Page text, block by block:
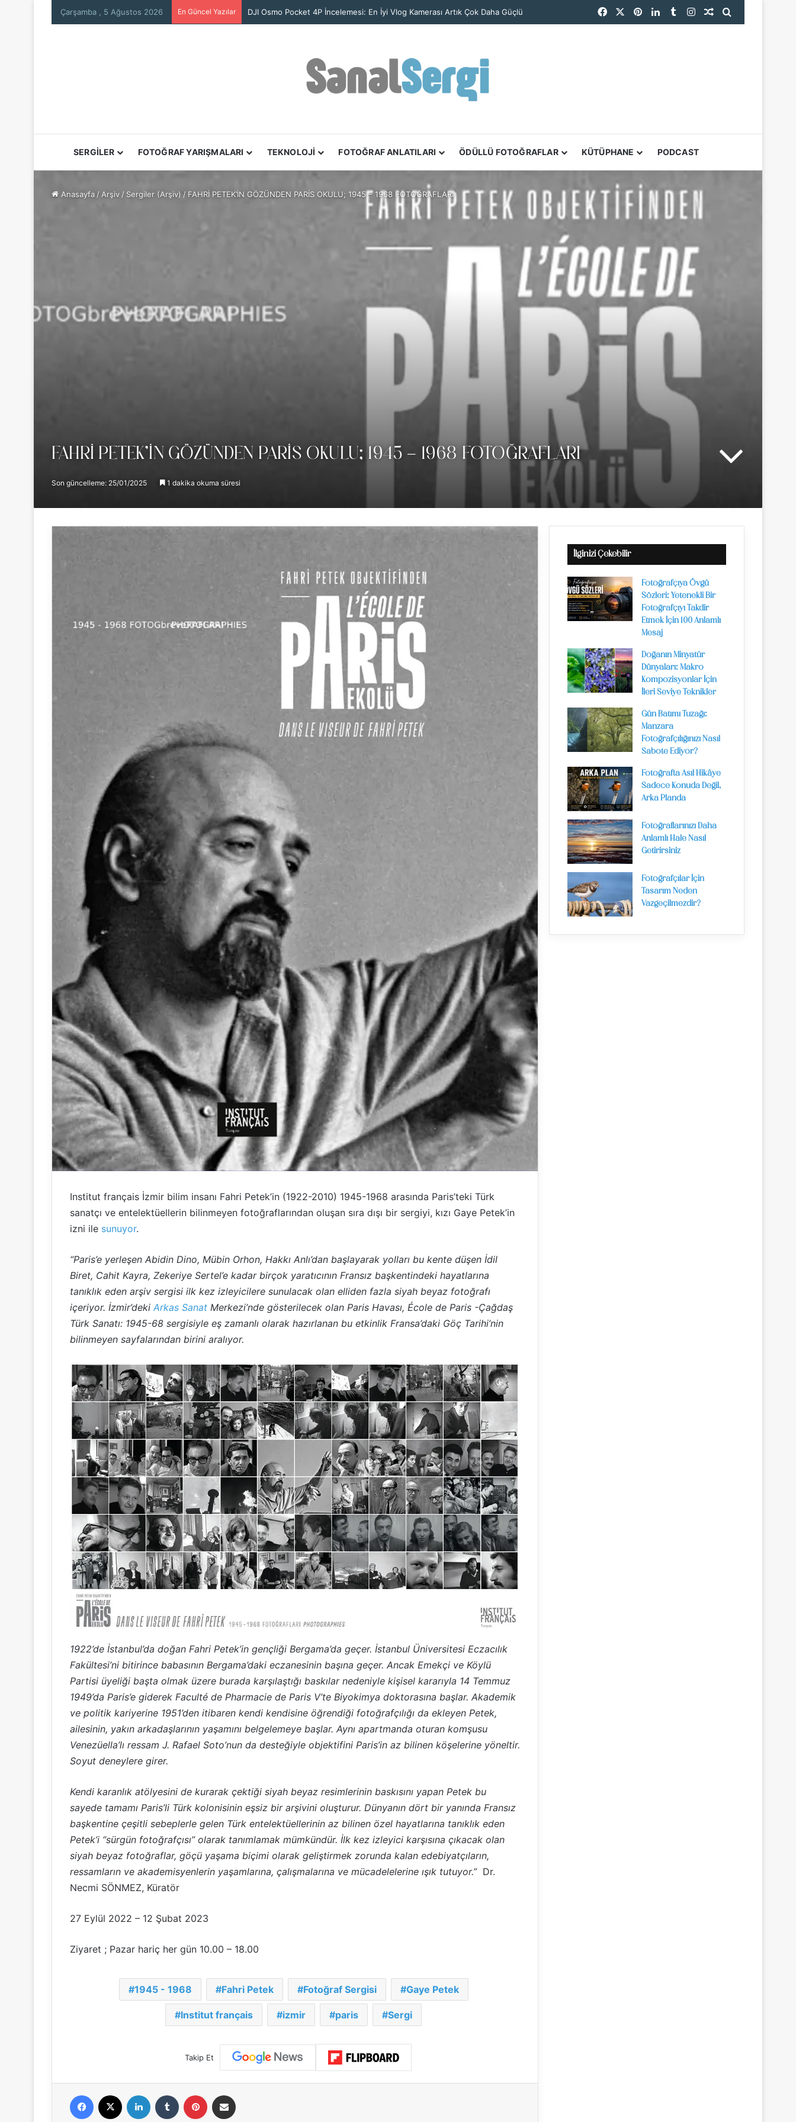
Çarşamba , 5 Ağustos 2026 En Güncel Yazılar Sara Bennett, Müebbet Hükümlüsü Kadınları 10 Yıl Boyunca Belgeledi FacebookPinterestLinkedInTumblrInstagramRastgele Makale
SERGİLER FOTOĞRAF YARIŞMALARI TEKNOLOJİ FOTOĞRAF ANLATILARI ÖDÜLLÜ FOTOĞRAFLAR KÜTÜPHANE PODCAST
Anasayfa / Arşiv / Sergiler (Arşiv) / FAHRİ PETEK’İN GÖZÜNDEN PARİS OKULU; 1945 – 1968 FOTOĞRAFLARI
FAHRİ PETEK’İN GÖZÜNDEN PARİS OKULU; 1945 – 1968 FOTOĞRAFLARI
Son güncelleme: 25/01/2025 1 dakika okuma süresi
Institut français İzmir bilim insanı Fahri Petek’in (1922-2010) 1945-1968 arasında Paris’teki Türk
sanatçı ve entelektüellerin bilinmeyen fotoğraflarından oluşan sıra dışı bir sergiyi, kızı Gaye Petek’in
izni ile sunuyor.
“Paris’e yerleşen Abidin Dino, Mübin Orhon, Hakkı Anlı’dan başlayarak yolları bu kente düşen İdil
Biret, Cahit Kayra, Zekeriye Sertel’e kadar birçok yaratıcının Fransız başkentindeki hayatlarına
tanıklık eden arşiv sergisi ilk kez izleyicilere sunulacak olan elliden fazla siyah beyaz fotoğrafı
içeriyor. İzmir’deki Arkas Sanat Merkezi’nde gösterilecek olan Paris Havası, École de Paris -Çağdaş
Türk Sanatı: 1945-68 sergisiyle eş zamanlı olarak hazırlanan bu etkinlik Fransa’daki Göç Tarihi’nin
bilinmeyen sayfalarından birini aralıyor.
1922’de İstanbul’da doğan Fahri Petek’in gençliği Bergama’da geçer. İstanbul Üniversitesi Eczacılık
Fakültesi’ni bitirince babasının Bergama’daki eczanesinin başına geçer. Ancak Emekçi ve Köylü
Partisi üyeliği başta olmak üzere burada karşılaştığı baskılar nedeniyle kişisel kararıyla 14 Temmuz
1949’da Paris’e giderek Faculté de Pharmacie de Paris V’te Biyokimya doktorasına başlar. Akademik
ve politik kariyerine 1951’den itibaren kendi kendisine öğrendiği fotoğrafçılığı da ekleyen Petek,
ailesinin, yakın arkadaşlarının yaşamını belgelemeye başlar. Aynı apartmanda oturan komşusu
Venezüella’lı ressam J. Rafael Soto’nun da desteğiyle objektifini Paris’in az bilinen köşelerine yöneltir.
Soyut deneylere girer.
Kendi karanlık atölyesini de kurarak çektiği siyah beyaz resimlerinin baskısını yapan Petek bu
sayede tamamı Paris’li Türk kolonisinin eşsiz bir arşivini oluşturur. Dünyanın dört bir yanında Fransız
başkentine çeşitli sebeplerle gelen Türk entelektüellerinin az bilinen özel hayatlarına tanıklık eden
Petek’i “sürgün fotoğrafçısı” olarak tanımlamak mümkündür. İlk kez izleyici karşısına çıkacak olan
siyah beyaz fotoğraflar, göçü yaşama biçimi olarak geliştirmek zorunda kalan edebiyatçıların,
ressamların ve akademisyenlerin yaşamlarına, çalışmalarına ve mücadelelerine ışık tutuyor.” Dr.
Necmi SÖNMEZ, Küratör
27 Eylül 2022 – 12 Şubat 2023
Ziyaret ; Pazar hariç her gün 10.00 – 18.00
1945 - 1968 Fahri Petek Fotoğraf Sergisi Gaye Petek
Institut français izmir paris Sergi
Takip Et
Facebook LinkedIn Tumblr Pinterest
İlginizi Çekebilir
Fotoğrafçıya Övgü
Sözleri: Yetenekli Bir
Fotoğrafçıyı Takdir
Etmek İçin 100 Anlamlı
Mesaj
Doğanın Minyatür
Dünyaları: Makro
Kompozisyonlar İçin
İleri Seviye Teknikler
Gün Batımı Tuzağı:
Manzara
Fotoğrafçılığınızı Nasıl
Sabote Ediyor?
Fotoğrafta Asıl Hikâye
Sadece Konuda Değil,
Arka Planda
Fotoğraflarınızı Daha
Anlamlı Hale Nasıl
Getirirsiniz
Fotoğrafçılar İçin
Tasarım Neden
Vazgeçilmezdir?